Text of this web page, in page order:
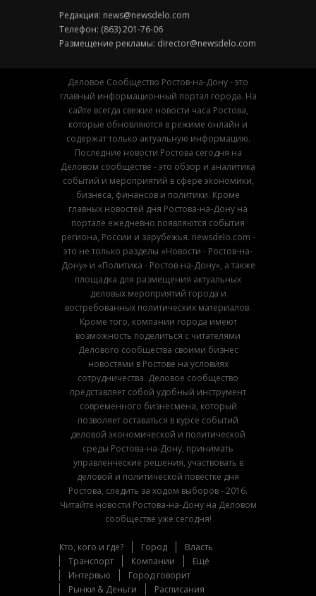
Редакция: news@newsdelo.com
Телефон: (863) 201-76-06
Размещение рекламы: director@newsdelo.com
Деловое Сообщество Ростов-на-Дону - это
главный информационный портал города. На
сайте всегда свежие новости часа Ростова,
которые обновляются в режиме онлайн и
содержат только актуальную информацию.
Последние новости Ростова сегодня на
Деловом сообществе - это обзор и аналитика
событий и мероприятий в сфере экономики,
бизнеса, финансов и политики. Кроме
главных новостей дня Ростова-на-Дону на
портале ежедневно появляются события
региона, России и зарубежья. newsdelo.com -
это не только разделы «Новости - Ростов-на-
Дону» и «Политика - Ростов-на-Дону», а также
площадка для размещения актуальных
деловых мероприятий города и
востребованных политических материалов.
Кроме того, компании города имеют
возможность поделиться с читателями
Делового сообщества своими бизнес
новостями в Ростове на условиях
сотрудничества. Деловое сообщество
представляет собой удобный инструмент
современного бизнесмена, который
позволяет оставаться в курсе событий
деловой экономической и политической
среды Ростова-на-Дону, принимать
управленческие решения, участвовать в
деловой и политической повестке дня
Ростова, следить за ходом выборов - 2016.
Читайте новости Ростова-на-Дону на Деловом
сообществе уже сегодня!
Кто, кого и где? Город
Власть
Транспорт
Компании
Ещё
Интервью
Город говорит
Рынки & Деньги
Расписания